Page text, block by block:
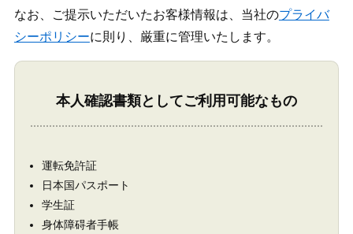
なお、ご提示いただいたお客様情報は、当社のプライバ
シーポリシーに則り、厳重に管理いたします。
本人確認書類としてご利用可能なもの
運転免許証
日本国パスポート
学生証
身体障碍者手帳